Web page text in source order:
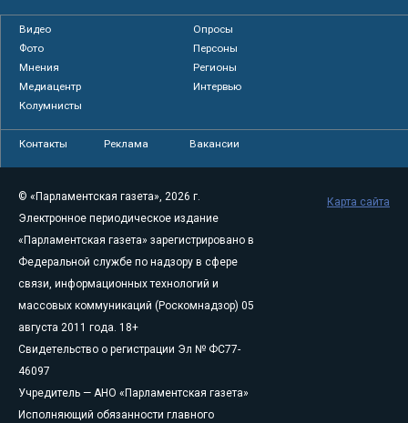
Видео
Опросы
Фото
Персоны
Мнения
Регионы
Медиацентр
Интервью
Колумнисты
Контакты Реклама Вакансии
© «Парламентская газета», 2026 г.
Электронное периодическое издание
«Парламентская газета» зарегистрировано в
Федеральной службе по надзору в сфере
связи, информационных технологий и
массовых коммуникаций (Роскомнадзор) 05
августа 2011 года. 18+
Свидетельство о регистрации Эл № ФС77-
46097
Учредитель — АНО «Парламентская газета»
Исполняющий обязанности главного
Карта сайта